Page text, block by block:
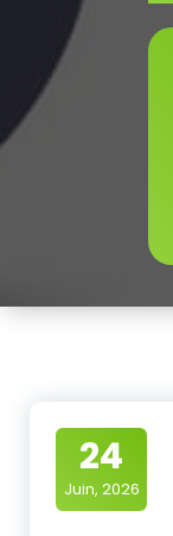
24
Juin, 2026